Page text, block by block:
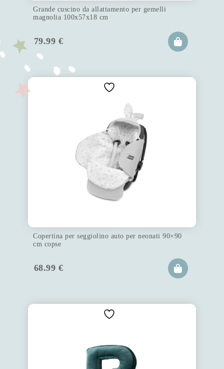
Grande cuscino da allattamento per gemelli
magnolia 100x57x18 cm
79.99 €
Copertina per seggiolino auto per neonati 90×90
cm copse
68.99 €